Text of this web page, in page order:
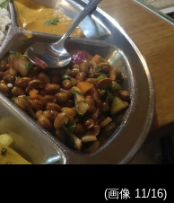
(画像 11/16)